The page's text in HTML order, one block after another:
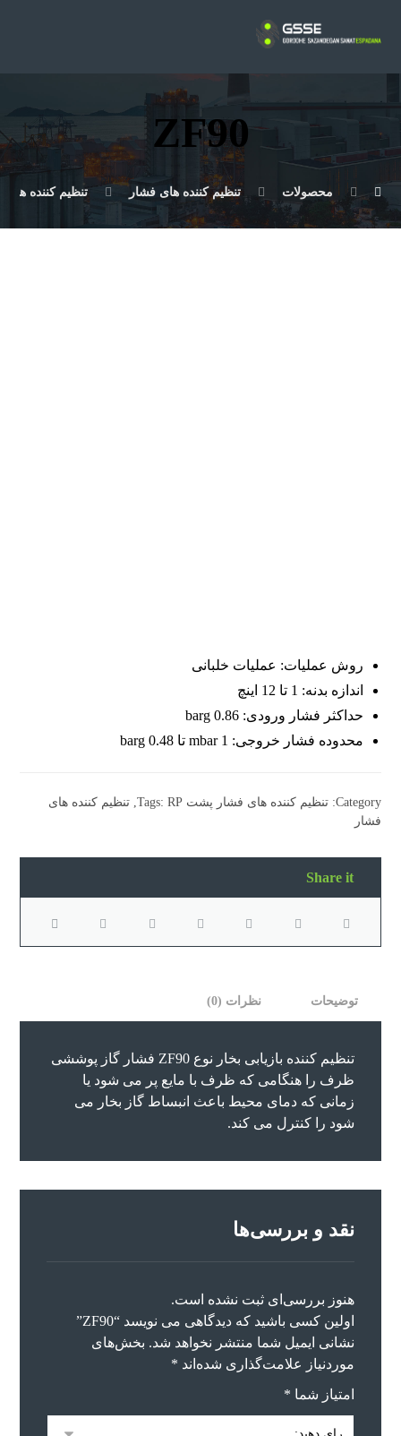
ZF90
محصولات تنظیم کننده های فشار تنظیم کننده
روش عملیات: عملیات خلبانی
اندازه بدنه: 1 تا 12 اینچ
حداکثر فشار ورودی: 0.86 barg
محدوده فشار خروجی: 1 mbar تا 0.48 barg
Category: تنظیم کننده های فشار پشت Tags: RP
,تنظیم کننده های
فشار
توضیحات نظرات (0)
تنظیم کننده بازیابی بخار نوع ZF90 فشار گاز پوششی
ظرف را هنگامی که ظرف با مایع پر می شود یا
زمانی که دمای محیط باعث انبساط گاز بخار می
شود را کنترل می کند.
نقد و بررسی‌ها
هنوز بررسی‌ای ثبت نشده است.
اولین کسی باشید که دیدگاهی می نویسد “ZF90”
نشانی ایمیل شما منتشر نخواهد شد. بخش‌های
موردنیاز علامت‌گذاری شده‌اند *
امتیاز شما *